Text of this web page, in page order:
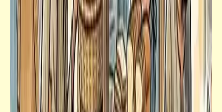
قصص_سفاح كرموز
سفاح كرموز | الفصل الثاني (3)